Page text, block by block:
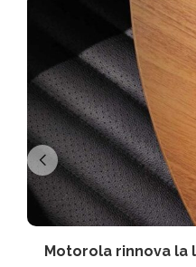
Motorola rinnova la